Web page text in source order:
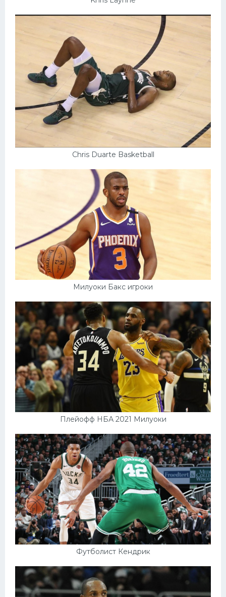
Chris Duarte Basketball
Милуоки Бакс игроки
Плейофф НБА 2021 Милуоки
Футболист Кендрик